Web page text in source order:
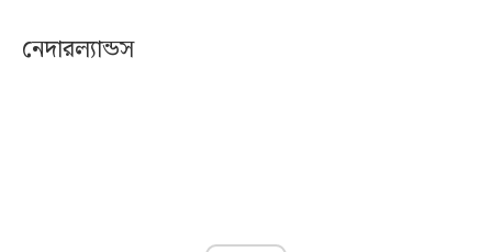
নেদারল্যান্ডস